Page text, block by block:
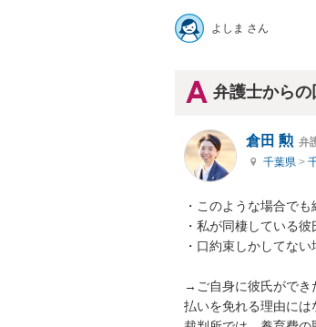
よしま さん
弁護士から
倉田 勲 弁
千葉県 >
・このような場合で
・私が同棲している
・口約束しかしてな
→ご自身に彼氏ができ
払いを免れる理由には